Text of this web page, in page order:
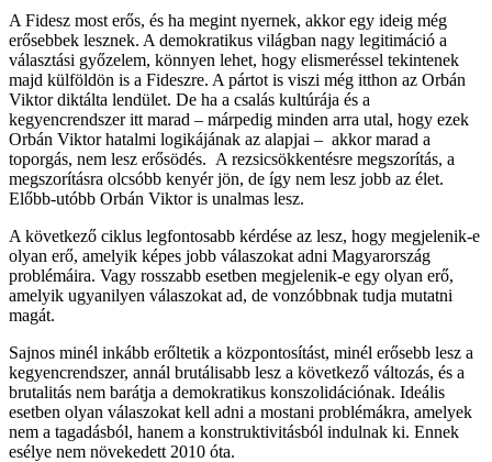
A Fidesz most erős, és ha megint nyernek, akkor egy ideig még
erősebbek lesznek. A demokratikus világban nagy legitimáció a
választási győzelem, könnyen lehet, hogy elismeréssel tekintenek
majd külföldön is a Fideszre. A pártot is viszi még itthon az Orbán
Viktor diktálta lendület. De ha a csalás kultúrája és a
kegyencrendszer itt marad – márpedig minden arra utal, hogy ezek
Orbán Viktor hatalmi logikájának az alapjai – akkor marad a
toporgás, nem lesz erősödés. A rezsicsökkentésre megszorítás, a
megszorításra olcsóbb kenyér jön, de így nem lesz jobb az élet.
Előbb-utóbb Orbán Viktor is unalmas lesz.
A következő ciklus legfontosabb kérdése az lesz, hogy megjelenik-e
olyan erő, amelyik képes jobb válaszokat adni Magyarország
problémáira. Vagy rosszabb esetben megjelenik-e egy olyan erő,
amelyik ugyanilyen válaszokat ad, de vonzóbbnak tudja mutatni
magát.
Sajnos minél inkább erőltetik a központosítást, minél erősebb lesz a
kegyencrendszer, annál brutálisabb lesz a következő változás, és a
brutalitás nem barátja a demokratikus konszolidációnak. Ideális
esetben olyan válaszokat kell adni a mostani problémákra, amelyek
nem a tagadásból, hanem a konstruktivitásból indulnak ki. Ennek
esélye nem növekedett 2010 óta.